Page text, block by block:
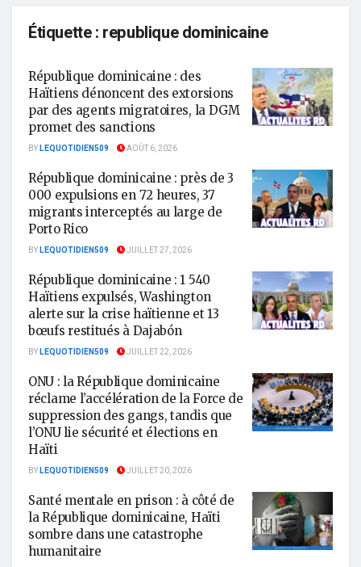
Étiquette : republique dominicaine
République dominicaine : des
Haïtiens dénoncent des extorsions
par des agents migratoires, la DGM
promet des sanctions
BYLEQUOTIDIEN509 AOÛT 6, 2026
République dominicaine : près de 3
000 expulsions en 72 heures, 37
migrants interceptés au large de
Porto Rico
BYLEQUOTIDIEN509 JUILLET 27, 2026
République dominicaine : 1 540
Haïtiens expulsés, Washington
alerte sur la crise haïtienne et 13
bœufs restitués à Dajabón
BYLEQUOTIDIEN509 JUILLET 22, 2026
ONU : la République dominicaine
réclame l’accélération de la Force de
suppression des gangs, tandis que
l’ONU lie sécurité et élections en
Haïti
BYLEQUOTIDIEN509 JUILLET 20, 2026
Santé mentale en prison : à côté de
la République dominicaine, Haïti
sombre dans une catastrophe
humanitaire